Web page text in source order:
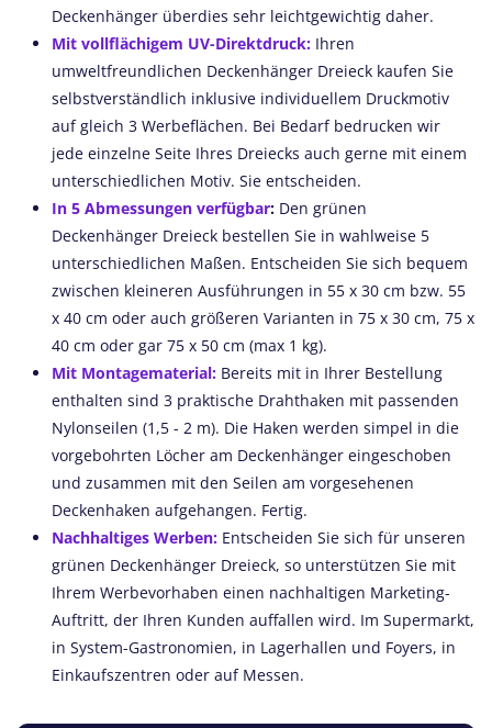
Deckenhänger überdies sehr leichtgewichtig daher.
Mit vollflächigem UV-Direktdruck: Ihren
umweltfreundlichen Deckenhänger Dreieck kaufen Sie
selbstverständlich inklusive individuellem Druckmotiv
auf gleich 3 Werbeflächen. Bei Bedarf bedrucken wir
jede einzelne Seite Ihres Dreiecks auch gerne mit einem
unterschiedlichen Motiv. Sie entscheiden.
In 5 Abmessungen verfügbar: Den grünen
Deckenhänger Dreieck bestellen Sie in wahlweise 5
unterschiedlichen Maßen. Entscheiden Sie sich bequem
zwischen kleineren Ausführungen in 55 x 30 cm bzw. 55
x 40 cm oder auch größeren Varianten in 75 x 30 cm, 75 x
40 cm oder gar 75 x 50 cm (max 1 kg).
Mit Montagematerial: Bereits mit in Ihrer Bestellung
enthalten sind 3 praktische Drahthaken mit passenden
Nylonseilen (1,5 - 2 m). Die Haken werden simpel in die
vorgebohrten Löcher am Deckenhänger eingeschoben
und zusammen mit den Seilen am vorgesehenen
Deckenhaken aufgehangen. Fertig.
Nachhaltiges Werben: Entscheiden Sie sich für unseren
grünen Deckenhänger Dreieck, so unterstützen Sie mit
Ihrem Werbevorhaben einen nachhaltigen Marketing-
Auftritt, der Ihren Kunden auffallen wird. Im Supermarkt,
in System-Gastronomien, in Lagerhallen und Foyers, in
Einkaufszentren oder auf Messen.